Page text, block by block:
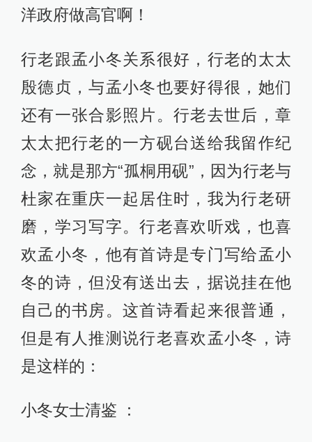
洋政府做高官啊！
行老跟孟小冬关系很好，行老的太太
殷德贞，与孟小冬也要好得很，她们
还有一张合影照片。行老去世后，章
太太把行老的一方砚台送给我留作纪
念，就是那方“孤桐用砚”，因为行老与
杜家在重庆一起居住时，我为行老研
磨，学习写字。行老喜欢听戏，也喜
欢孟小冬，他有首诗是专门写给孟小
冬的诗，但没有送出去，据说挂在他
自己的书房。这首诗看起来很普通，
但是有人推测说行老喜欢孟小冬，诗
是这样的：
小冬女士清鉴 ：